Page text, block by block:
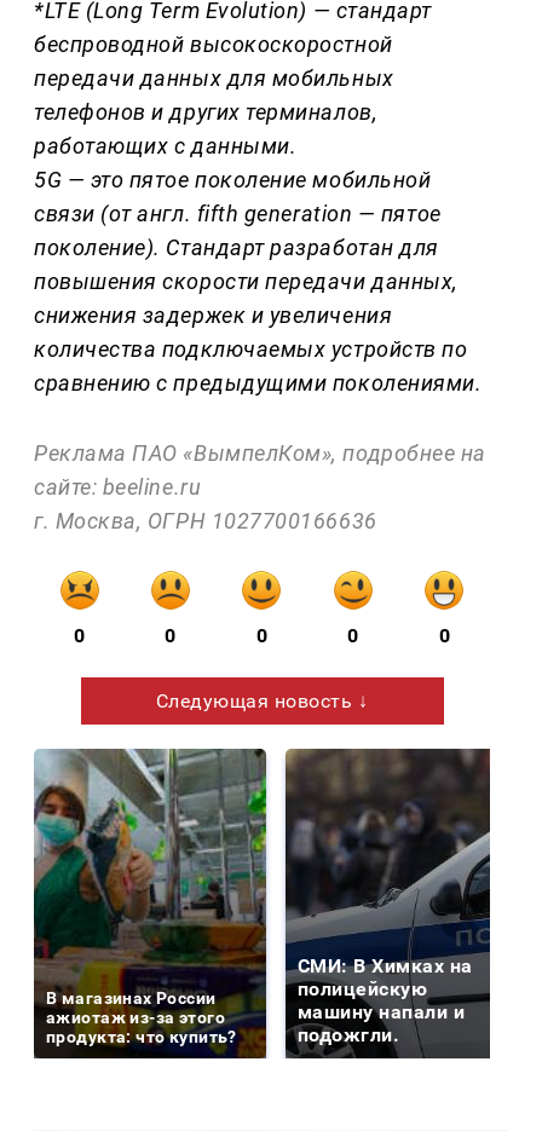
*LTE (Long Term Evolution) — стандарт
беспроводной высокоскоростной
передачи данных для мобильных
телефонов и других терминалов,
работающих с данными.
5G — это пятое поколение мобильной
связи (от англ. fifth generation — пятое
поколение). Стандарт разработан для
повышения скорости передачи данных,
снижения задержек и увеличения
количества подключаемых устройств по
сравнению с предыдущими поколениями.
Реклама ПАО «ВымпелКом», подробнее на
сайте: beeline.ru
г. Москва, ОГРН 1027700166636
0 0 0 0 0
Следующая новость ↓
В магазинах России
ажиотаж из-за этого
продукта: что купить?
СМИ: В Химках на
полицейскую
машину напали и
подожгли.